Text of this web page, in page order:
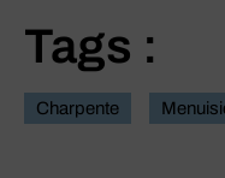
Tags :
Charpente